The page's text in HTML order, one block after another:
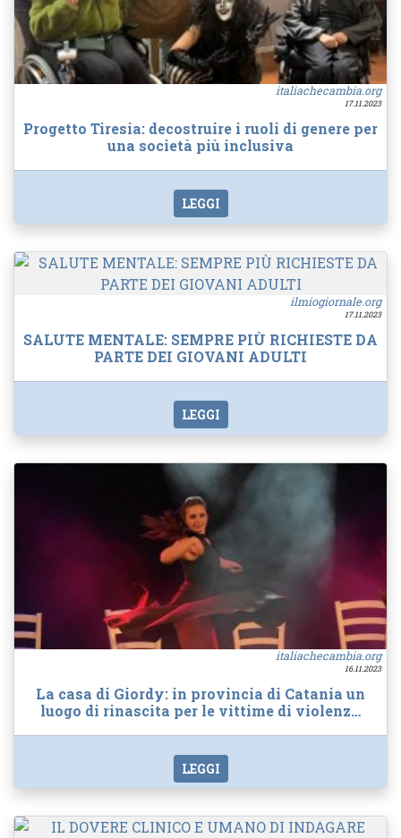
italiachecambia.org
17.11.2023
Progetto Tiresia: decostruire i ruoli di genere per
una società più inclusiva
LEGGI
ilmiogiornale.org
17.11.2023
SALUTE MENTALE: SEMPRE PIÙ RICHIESTE DA
PARTE DEI GIOVANI ADULTI
LEGGI
italiachecambia.org
16.11.2023
La casa di Giordy: in provincia di Catania un
luogo di rinascita per le vittime di violenz…
LEGGI